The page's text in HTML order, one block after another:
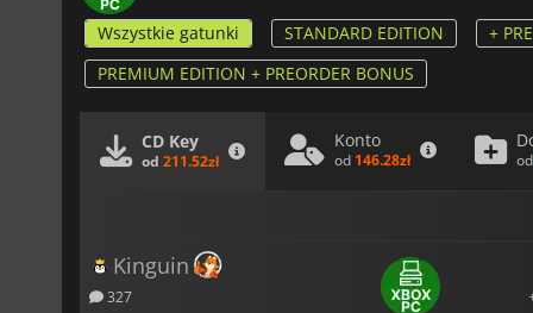
Wszystkie gatunki STANDARD EDITION +
PREMIUM EDITION + PREORDER BONUS
CD Key
od 211.52zł
Konto
od 146.28zł od
Kinguin
327